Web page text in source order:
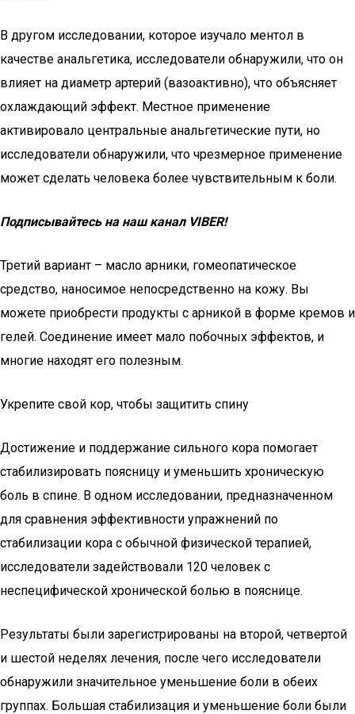
В другом исследовании, которое изучало ментол в
качестве анальгетика, исследователи обнаружили, что он
влияет на диаметр артерий (вазоактивно), что объясняет
охлаждающий эффект. Местное применение
активировало центральные анальгетические пути, но
исследователи обнаружили, что чрезмерное применение
может сделать человека более чувствительным к боли.
Подписывайтесь на наш канал VIBER!
Третий вариант – масло арники, гомеопатическое
средство, наносимое непосредственно на кожу. Вы
можете приобрести продукты с арникой в форме кремов и
гелей. Соединение имеет мало побочных эффектов, и
многие находят его полезным.
Укрепите свой кор, чтобы защитить спину
Достижение и поддержание сильного кора помогает
стабилизировать поясницу и уменьшить хроническую
боль в спине. В одном исследовании, предназначенном
для сравнения эффективности упражнений по
стабилизации кора с обычной физической терапией,
исследователи задействовали 120 человек с
неспецифической хронической болью в пояснице.
Результаты были зарегистрированы на второй, четвертой
и шестой неделях лечения, после чего исследователи
обнаружили значительное уменьшение боли в обеих
группах. Большая стабилизация и уменьшение боли были